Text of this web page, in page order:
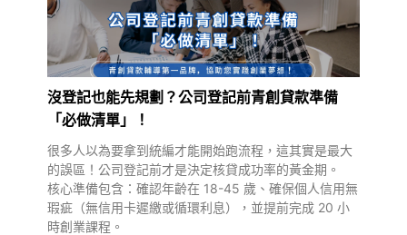
沒登記也能先規劃？公司登記前青創貸款準備
「必做清單」！
很多人以為要拿到統編才能開始跑流程，這其實是最大
的誤區！公司登記前才是決定核貸成功率的黃金期。
核心準備包含：確認年齡在 18-45 歲、確保個人信用無
瑕疵（無信用卡遲繳或循環利息），並提前完成 20 小
時創業課程。